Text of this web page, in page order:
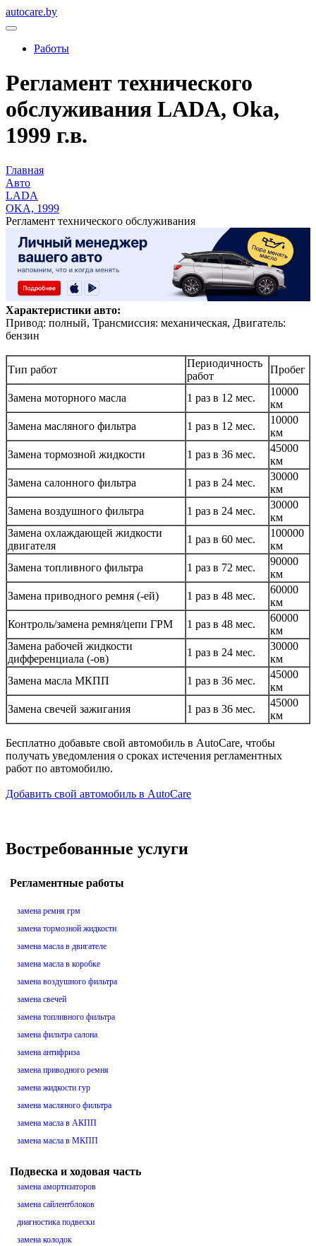
autocare.by
Работы
Регламент технического
обслуживания LADA, Oka,
1999 г.в.
Главная
Авто
LADA
OKA, 1999
Регламент технического обслуживания
Характеристики авто:
Привод: полный, Трансмиссия: механическая, Двигатель:
бензин
Тип работ
Периодичность
работ
Пробег
Замена моторного масла 1 раз в 12 мес.
10000
км
Замена масляного фильтра
1 раз в 12 мес.
10000
км
Замена тормозной жидкости
1 раз в 36 мес.
45000
км
Замена салонного фильтра
1 раз в 24 мес.
30000
км
Замена воздушного фильтра
1 раз в 24 мес.
30000
км
Замена охлаждающей жидкости
двигателя
1 раз в 60 мес.
100000
км
Замена топливного фильтра
1 раз в 72 мес.
90000
км
Замена приводного ремня (-ей)
1 раз в 48 мес.
60000
км
Контроль/замена ремня/цепи ГРМ
1 раз в 48 мес.
60000
км
Замена рабочей жидкости
дифференциала (-ов)
1 раз в 24 мес.
30000
км
Замена масла МКПП
1 раз в 36 мес.
45000
км
Замена свечей зажигания
1 раз в 36 мес.
45000
км
Бесплатно добавьте свой автомобиль в AutoCare, чтобы
получать уведомления о сроках истечения регламентных
работ по автомобилю.
Добавить свой автомобиль в AutoCare
Востребованные услуги
Регламентные работы
замена ремня грм
замена тормозной жидкости
замена масла в двигателе
замена масла в коробке
замена воздушного фильтра
замена свечей
замена топливного фильтра
замена фильтра салона
замена антифриза
замена приводного ремня
замена жидкости гур
замена масляного фильтра
замена масла в АКПП
замена масла в МКПП
Подвеска и ходовая часть
замена амортизаторов
замена сайлентблоков
диагностика подвески
замена колодок